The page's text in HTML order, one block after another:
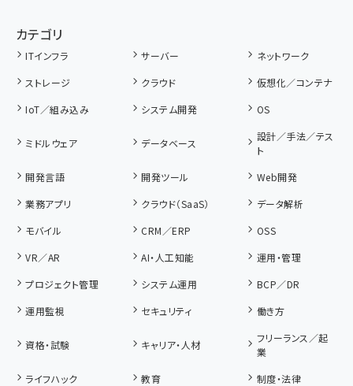
カテゴリ
ITインフラ サーバー
ネットワーク
ストレージ
クラウド
仮想化／コンテナ
IoT／組み込み
システム開発 OS
ミドルウェア データベース
設計／手法／テス
ト
開発言語
開発ツール
Web開発
業務アプリ
クラウド（SaaS）
データ解析
モバイル
CRM／ERP
OSS
VR／AR
AI・人工知能
運用・管理
プロジェクト管理
システム運用
BCP／DR
運用監視
セキュリティ 働き方
資格・試験 キャリア・人材
フリーランス／起
業
ライフハック
教育 制度・法律